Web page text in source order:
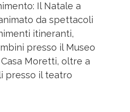
Il Natale a
da spettacoli
itineranti,
presso il Museo
Moretti, oltre a
presso il teatro